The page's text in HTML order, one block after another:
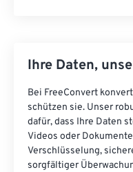
Ihre Daten,
Bei FreeConvert
schützen sie. Unser
dafür, dass Ihre Daten
Videos oder
Verschlüsselung,
sorgfältiger